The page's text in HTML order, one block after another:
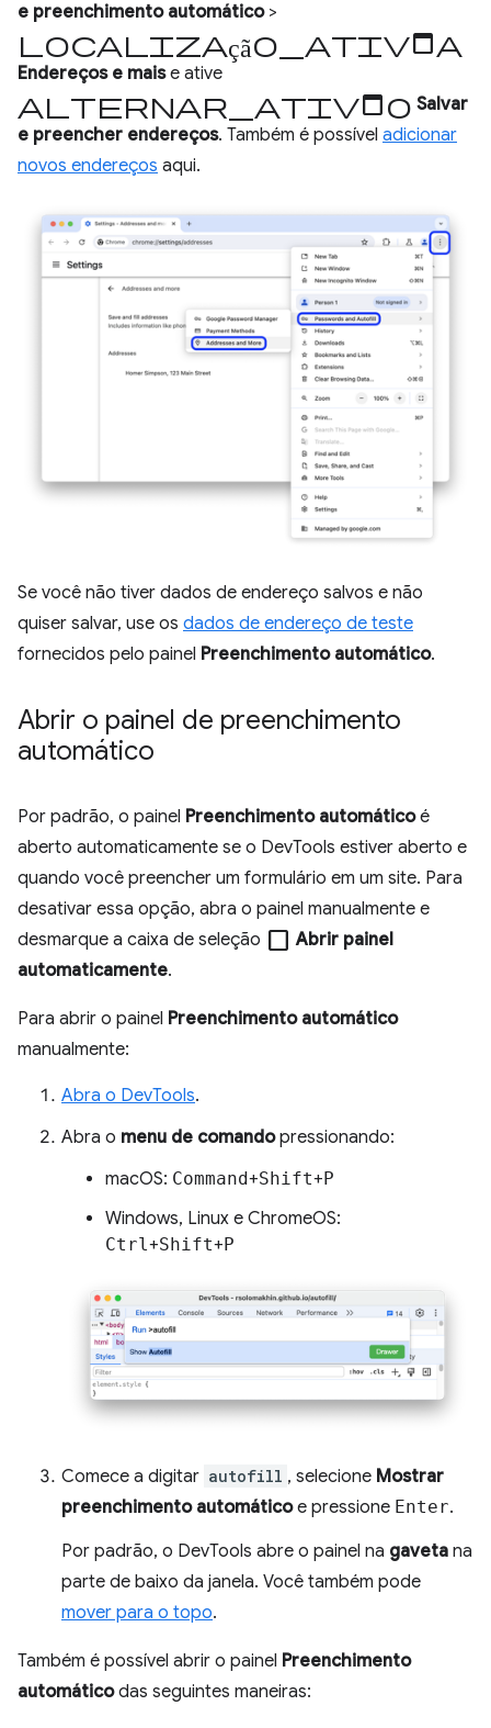
e preenchimento automático>
localização_ativada
Endereços e maise ative
alternar_ativado Salvar
e preencher endereços. Também é possível adicionar
novos endereços aqui.
Se você não tiver dados de endereço salvos e não
quiser salvar, use os dados de endereço de teste
fornecidos pelo painel Preenchimento automático.
Abrir o painel de preenchimento
automático
Por padrão, o painel Preenchimento automáticoé
aberto automaticamente se o DevTools estiver aberto e
quando você preencher um formulário em um site. Para
desativar essa opção, abra o painel manualmente e
desmarque a caixa de seleção check_box_outline_blank Abrir painel
automaticamente.
Para abrir o painel Preenchimento automático
manualmente:
Abra o DevTools.
Abra o menu de comandopressionando:
macOS: Command+Shift+P
Windows, Linux e ChromeOS:
Ctrl+Shift+P
Comece a digitar autofill , selecione Mostrar
preenchimento automáticoe pressione Enter.
Por padrão, o DevTools abre o painel na gaveta na
parte de baixo da janela. Você também pode
mover para o topo.
Também é possível abrir o painel Preenchimento
automáticodas seguintes maneiras: